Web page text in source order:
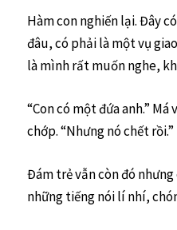
Hàm con nghiến lại. Đây
đâu, có phải là một vụ
là mình rất muốn nghe,
“Con có một đứa anh.”
chớp. “Nhưng nó chết rồi.”
Đám trẻ vẫn còn đó
những tiếng nói lí nhí,